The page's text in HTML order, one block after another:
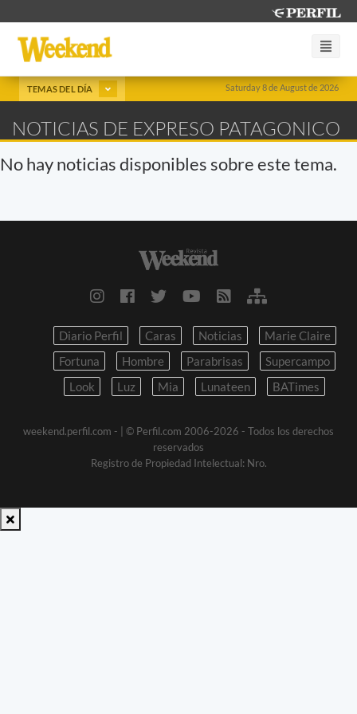
Saturday 8 de August de 2026
TEMAS DEL DÍA
NOTICIAS DE EXPRESO PATAGONICO
No hay noticias disponibles sobre este tema.
Diario Perfil Caras Noticias
Marie Claire
Fortuna
Hombre Parabrisas
Supercampo
Look
Luz Mia Lunateen BATimes
weekend.perfil.com -
| © Perfil.com 2006-2026 - Todos los derechos
reservados
Registro de Propiedad Intelectual: Nro.